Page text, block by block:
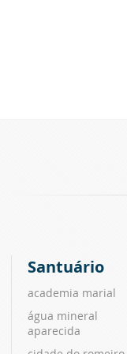
Santuário
academia marial
água mineral
aparecida